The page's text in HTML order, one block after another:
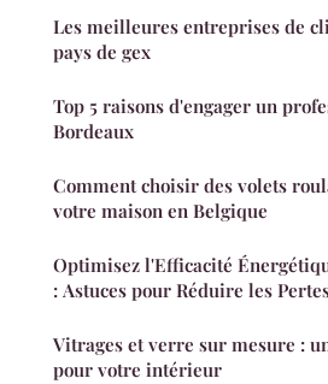
Les meilleures entreprises de
pays de gex
Top 5 raisons d'engager un
Bordeaux
Comment choisir des volets
votre maison en Belgique
Optimisez l'Efficacité
: Astuces pour Réduire les
Vitrages et verre sur mesure :
pour votre intérieur